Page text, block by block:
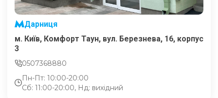
Дарниця
м. Київ, Комфорт Таун, вул. Березнева, 16, корпус
3
0507368880
Пн-Пт: 10:00-20:00
Сб: 11:00-20:00, Нд: вихідний